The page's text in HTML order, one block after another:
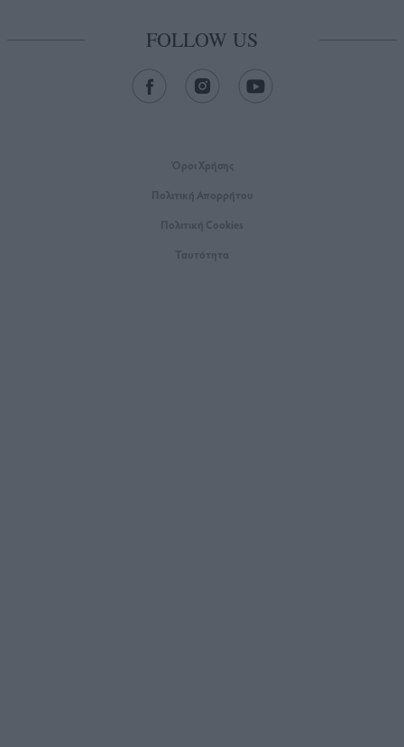
FOLLOW US
Όροι Xρήσης
Πολιτική Απορρήτου
Πολιτική Cookies
Ταυτότητα